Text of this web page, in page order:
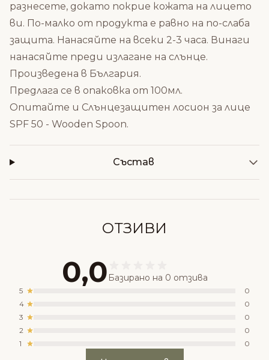
разнесете, докато покрие кожата на лицето
ви. По-малко от продукта е равно на по-слаба
защита. Нанасяйте на всеки 2-3 часа. Винаги
нанасяйте преди излагане на слънце.
Произведена в България.
Предлага се в опаковка от 100мл.
Опитайте и Слънцезащитен лосион за лице
SPF 50 - Wooden Spoon.
Състав
ОТЗИВИ
0,0 Базирано на 0 отзива
5
0
4
0
3
0
2
0
1
0